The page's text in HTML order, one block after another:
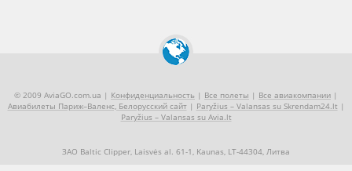
© 2009 AviaGO.com.ua | Конфиденциальность | Все полеты | Все авиакомпании |
Авиабилеты Париж–Валенс, Белорусский сайт| Paryžius – Valansas su Skrendam24.lt |
Paryžius – Valansas su Avia.lt
ЗАО Baltic Clipper, Laisvės al. 61-1, Kaunas, LT-44304, Литва